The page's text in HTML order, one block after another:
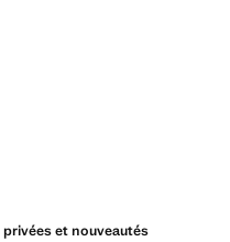
et nouveautés